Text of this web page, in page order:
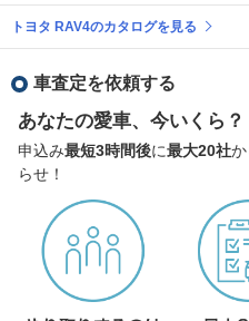
トヨタ RAV4のカタログを見る
車査定を依頼する
あなたの愛車、今いくら？
申込み最短3時間後に最大20社
らせ！